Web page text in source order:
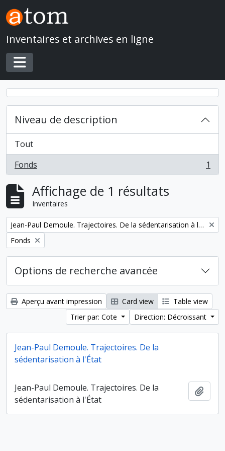
Skip to main content
Inventaires et archives en ligne
Toggle navigation
Niveau de description
Tout
Fonds
, 1 résultats 1
Affichage de 1 résultats
Inventaires
Remove filter:
Jean-Paul Demoule. Trajectoires. De la sédentarisation à l'État
Remove filter:
Fonds
Options de recherche avancée
Aperçu avant impression Card view
Table view
Trier par: Cote
Direction: Décroissant
Jean-Paul Demoule. Trajectoires. De la
sédentarisation à l'État
Jean-Paul Demoule. Trajectoires. De la
sédentarisation à l'État